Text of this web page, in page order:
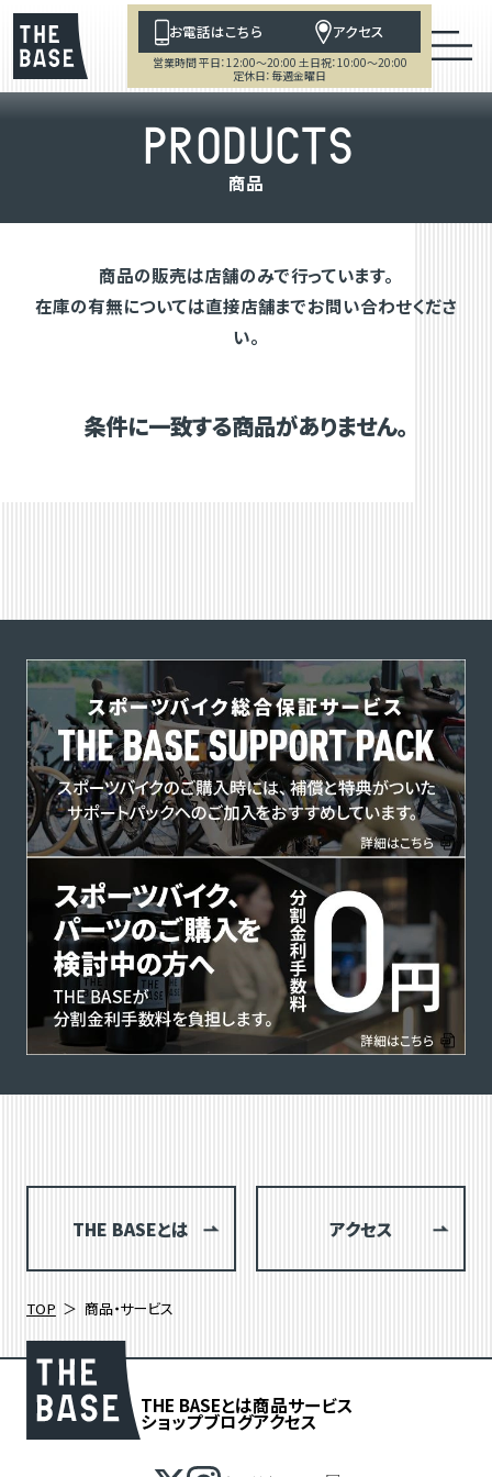
お電話はこちら アクセス
営業時間 平日：12:00～20:00 土日祝：10:00～20:00
定休日：毎週金曜日
PRODUCTS
商品
商品の販売は店舗のみで行っています。
在庫の有無については直接店舗までお問い合わせくださ
い。
条件に一致する商品がありません。
THE BASEとは アクセス
TOP 商品・サービス
THE BASEとは商品サービス
ショップブログアクセス